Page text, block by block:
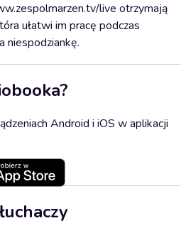
live otrzymają
ułatwi im pracę podczas
niespodziankę.
Android i iOS w aplikacji